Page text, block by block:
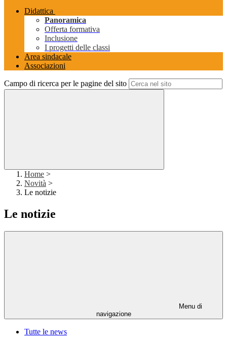
Didattica
Panoramica
Offerta formativa
Inclusione
I progetti delle classi
Area sindacale
Associazioni
Campo di ricerca per le pagine del sito
Home >
Novità >
Le notizie
Le notizie
Menu di
navigazione
Tutte le news